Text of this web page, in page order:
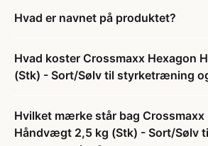
Hvad er navnet på produktet?
Hvad koster Crossmaxx Hexagon
(Stk) - Sort/Sølv til styrketræning
Hvilket mærke står bag Crossmaxx
Håndvægt 2,5 kg (Stk) - Sort/Sølv